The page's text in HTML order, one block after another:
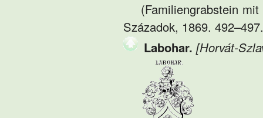
(Familiengrabstein
Századok, 1869.
Labohar. [Horvát-